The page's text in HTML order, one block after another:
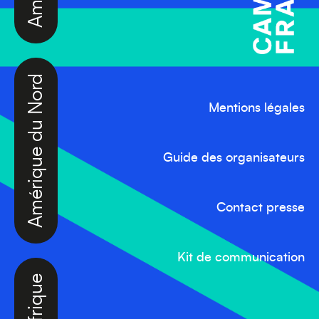
Afrique
Amérique du Nord Mentions légales
Guide des organisateurs
Contact presse
Kit de communication